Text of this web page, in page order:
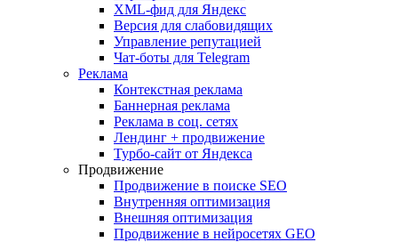
XML-фид для Яндекс
Версия для слабовидящих
Управление репутацией
Чат-боты для Telegram
Реклама
Контекстная реклама
Баннерная реклама
Реклама в соц. сетях
Лендинг + продвижение
Турбо-сайт от Яндекса
Продвижение
Продвижение в поиске SEO
Внутренняя оптимизация
Внешняя оптимизация
Продвижение в нейросетях GEO